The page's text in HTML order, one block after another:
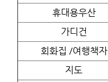
휴대용우산
가디건
회화집 /여행책자
지도